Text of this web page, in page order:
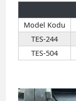
Model Kodu
TES-244
TES-504